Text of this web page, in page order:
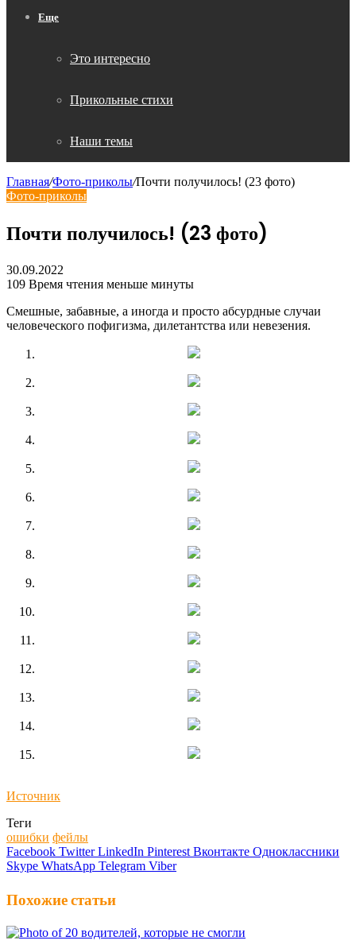
Еще
Это интересно
Прикольные стихи
Наши темы
Главная/Фото-приколы/Почти получилось! (23 фото)
Фото-приколы
Почти получилось! (23 фото)
30.09.2022
109 Время чтения меньше минуты
Смешные, забавные, а иногда и просто абсурдные случаи
человеческого пофигизма, дилетантства или невезения.
Источник
Теги
ошибки фейлы
Facebook Twitter LinkedIn Pinterest Вконтакте Одноклассники
Skype WhatsApp Telegram Viber
Похожие статьи